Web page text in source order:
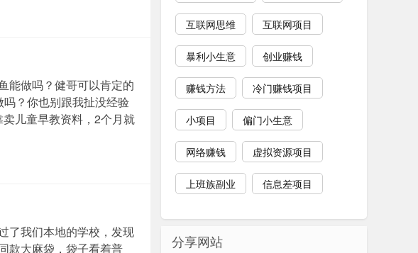
能做吗？健哥可以肯定的
？你也别跟我扯没经验
儿童早教资料，2个月就
了我们本地的学校，发现
款大麻袋，袋子看着普
互联网思维 互联网项目
暴利小生意 创业赚钱
赚钱方法 冷门赚钱项目
小项目 偏门小生意
网络赚钱 虚拟资源项目
上班族副业 信息差项目
分享网站